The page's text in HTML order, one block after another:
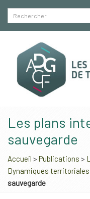
Les plans
sauvegarde
Accueil > Publications >
Dynamiques territoriales
sauvegarde